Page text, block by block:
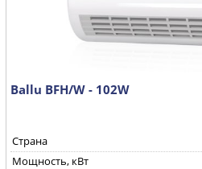
Ballu BFH/W - 102W
Страна
Мощность, кВт